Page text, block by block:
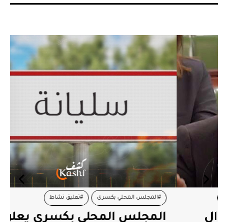
#المجلس المحلي بكسرى #تعليق نشاط
المجلس المحلي بكسرى يعلن